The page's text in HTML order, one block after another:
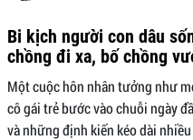
Bi kịch người con dâu
chồng đi xa, bố chồng
Một cuộc hôn nhân tưởng như
cô gái trẻ bước vào chuỗi ngày
và những định kiến kéo dài